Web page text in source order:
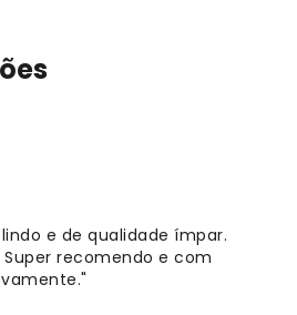
e de qualidade ímpar.
recomendo e com